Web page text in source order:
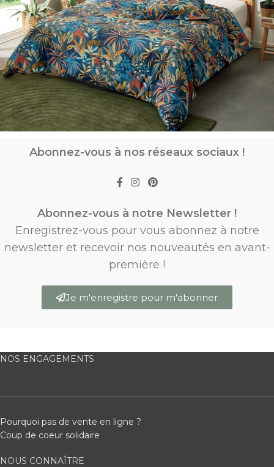
Abonnez-vous à nos réseaux sociaux !
Abonnez-vous à notre Newsletter !
Enregistrez-vous pour vous abonnez à notre
newsletter et recevoir nos nouveautés en avant-
première !
Je m'enregistre pour m'abonner
NOS ENGAGEMENTS
Pourquoi pas de vente en ligne ?
Coup de coeur solidaire
NOUS CONNAÎTRE